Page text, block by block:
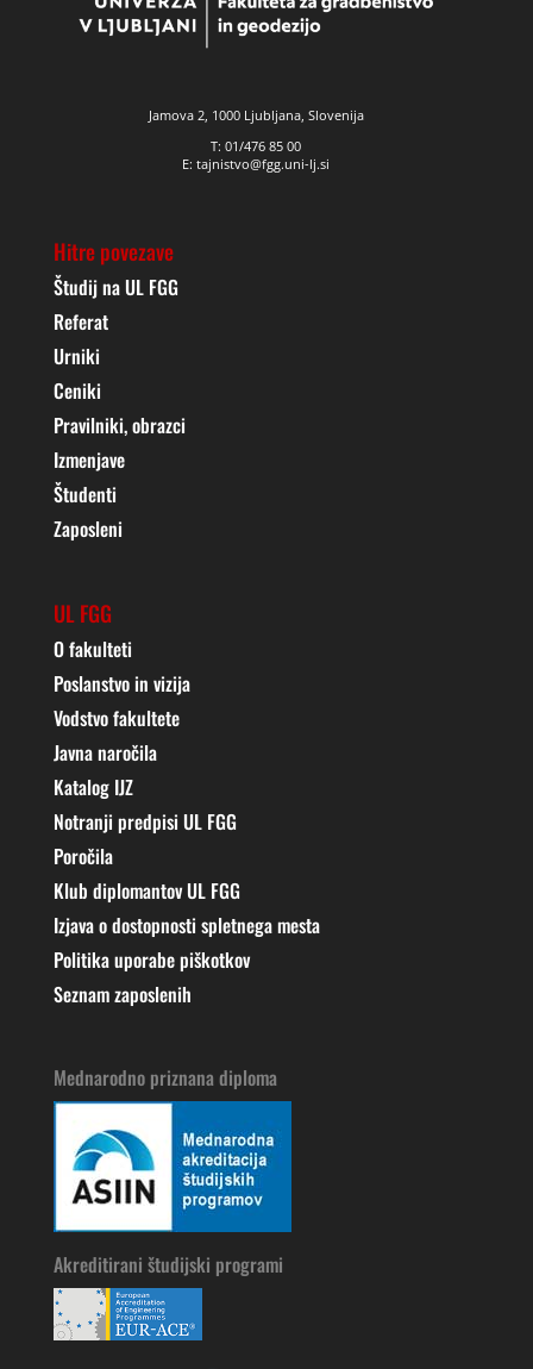
Jamova 2, 1000 Ljubljana, Slovenija
T: 01/476 85 00
E: tajnistvo@fgg.uni-lj.si
Hitre povezave
Študij na UL FGG
Referat
Urniki
Ceniki
Pravilniki, obrazci
Izmenjave
Študenti
Zaposleni
UL FGG
O fakulteti
Poslanstvo in vizija
Vodstvo fakultete
Javna naročila
Katalog IJZ
Notranji predpisi UL FGG
Poročila
Klub diplomantov UL FGG
Izjava o dostopnosti spletnega mesta
Politika uporabe piškotkov
Seznam zaposlenih
Mednarodno priznana diploma
Akreditirani študijski programi